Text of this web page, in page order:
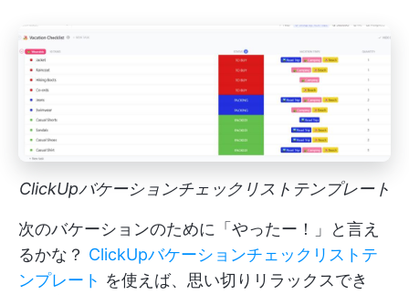
ClickUpバケーションチェックリストテンプレート
次のバケーションのために「やったー！」と言え
るかな？ ClickUpバケーションチェックリストテ
ンプレート を使えば、思い切りリラックスでき